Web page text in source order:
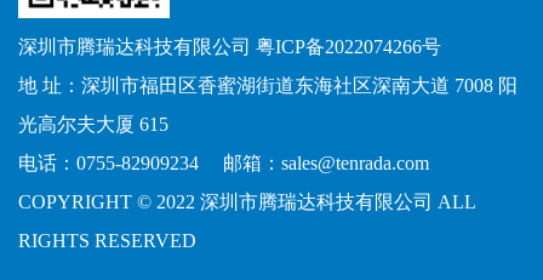
深圳市腾瑞达科技有限公司 粤ICP备2022074266号
地 址：深圳市福田区香蜜湖街道东海社区深南大道 7008 阳
光高尔夫大厦 615
电话：0755-82909234 邮箱：sales@tenrada.com
COPYRIGHT © 2022 深圳市腾瑞达科技有限公司 ALL
RIGHTS RESERVED